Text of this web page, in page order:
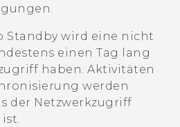
Standby wird eine nicht
einen Tag lang
haben. Aktivitäten
werden
der Netzwerkzugriff